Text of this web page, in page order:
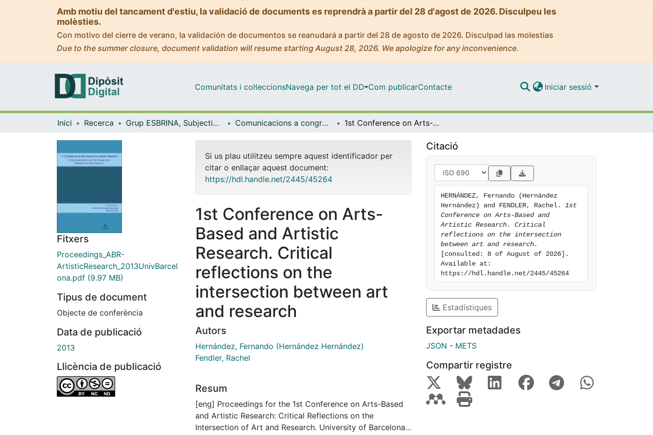
Amb motiu del tancament d'estiu, la validació de documents es reprendrà a partir del 28 d'agost de 2026. Disculpeu les
molèsties.
Con motivo del cierre de verano, la validación de documentos se reanudará a partir del 28 de agosto de 2026. Disculpad las molestias
Due to the summer closure, document validation will resume starting August 28, 2026. We apologize for any inconvenience.
Comunitats i col·leccionsNavega per tot el DD Com publicarContacte Iniciar sessió
Inici Recerca Grup ESBRINA, Subjectivitats i Entorns Educatius Contemporanis Comunicacions a congressos (Grup ESBRINA, Subjectivitats i Entorns Educatius Contemporanis) 1st Conference on Arts-Based and Artistic Research. Critical reflections on the intersection between art and research
Fitxers
Proceedings_ABR-
ArtisticResearch_2013UnivBarcel
ona.pdf (9.97 MB)
Tipus de document
Objecte de conferència
Data de publicació
2013
Llicència de publicació
Si us plau utilitzeu sempre aquest identificador per
citar o enllaçar aquest document:
https://hdl.handle.net/2445/45264
1st Conference on Arts-
Based and Artistic
Research. Critical
reflections on the
intersection between art
and research
Autors
Hernández, Fernando (Hernández Hernández)
Fendler, Rachel
Resum
[eng] Proceedings for the 1st Conference on Arts-Based
and Artistic Research: Critical Reflections on the
Intersection of Art and Research. University of Barcelona,
Citació
HERNÁNDEZ, Fernando (Hernández
Hernández) and FENDLER, Rachel. 1st
Conference on Arts-Based and
Artistic Research. Critical
reflections on the intersection
between art and research.
[consulted: 8 of August of 2026].
Available at:
https://hdl.handle.net/2445/45264
Estadístiques
Exportar metadades
JSON - METS
Compartir registre